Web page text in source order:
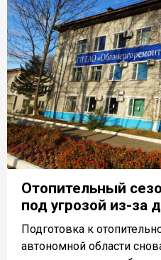
Отопительный
под угрозой из-за
Подготовка к
автономной области